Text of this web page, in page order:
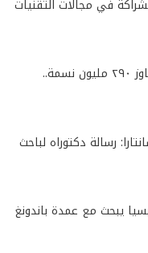
في مجالات التقنيات
عدد سكان إندونيسيا يتجاوز ٢٩٠ مليون نسمة..
رسالة دكتوراه لباحث
يبحث مع عمدة باندونغ